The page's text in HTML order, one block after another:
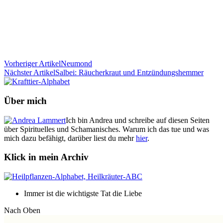
Vorheriger ArtikelNeumond
Nächster ArtikelSalbei: Räucherkraut und Entzündungshemmer
Über mich
Ich bin Andrea und schreibe auf diesen Seiten
über Spirituelles und Schamanisches. Warum ich das tue und was
mich dazu befähigt, darüber liest du mehrhier.
Klick in mein Archiv
Immer ist die wichtigste Tat die Liebe
Nach Oben